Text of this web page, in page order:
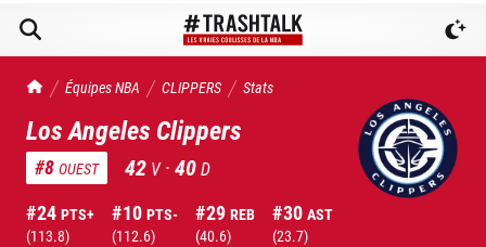
TrashTalk Actu NBA
Équipes NBA CLIPPERS Stats
Los Angeles Clippers
#8 OUEST 42 V ·40D
#24 PTS+
(113.8)
#10 PTS-
(112.6)
#29 REB
(40.6)
#30 AST
(23.7)